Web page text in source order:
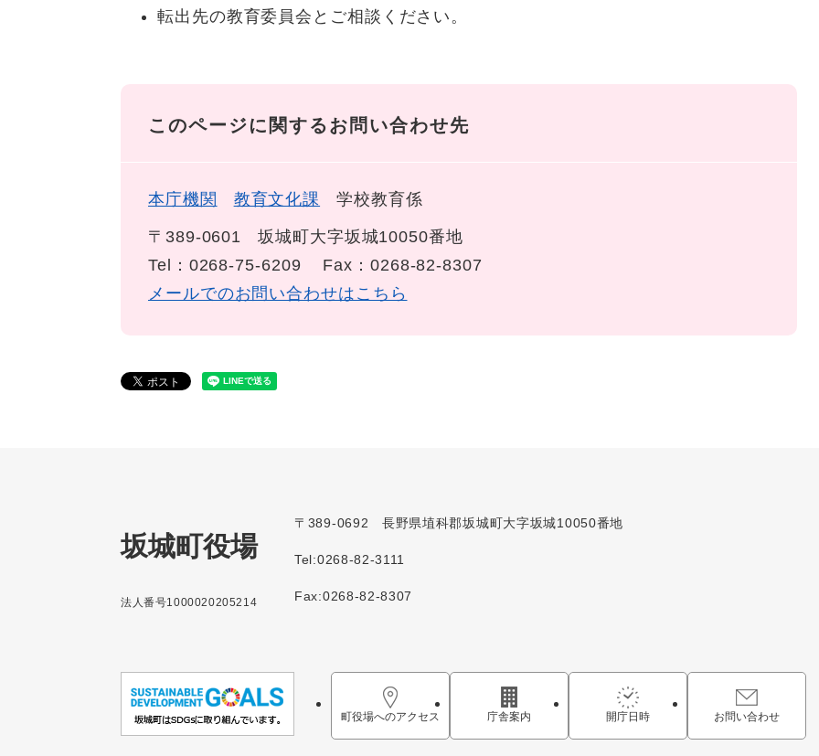
転出先の教育委員会とご相談ください。
このページに関するお問い合わせ先
本庁機関 教育文化課 学校教育係
〒389-0601
坂城町大字坂城10050番地
Tel：0268-75-6209
Fax：0268-82-8307
メールでのお問い合わせはこちら
坂城町役場
法人番号1000020205214
〒389-0692 長野県埴科郡坂城町大字坂城10050番地
Tel:0268-82-3111
Fax:0268-82-8307
町役場へのアクセス 庁舎案内 開庁日時 お問い合わせ